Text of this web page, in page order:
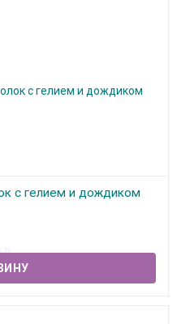
с гелием и дождиком